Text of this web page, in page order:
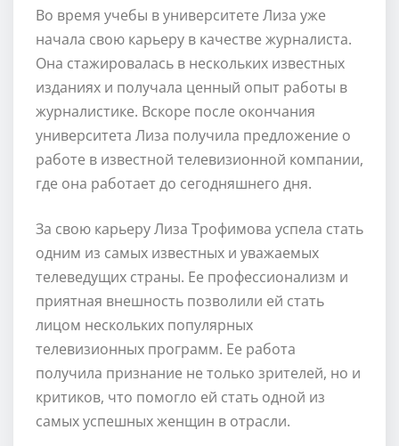
Во время учебы в университете Лиза уже
начала свою карьеру в качестве журналиста.
Она стажировалась в нескольких известных
изданиях и получала ценный опыт работы в
журналистике. Вскоре после окончания
университета Лиза получила предложение о
работе в известной телевизионной компании,
где она работает до сегодняшнего дня.
За свою карьеру Лиза Трофимова успела стать
одним из самых известных и уважаемых
телеведущих страны. Ее профессионализм и
приятная внешность позволили ей стать
лицом нескольких популярных
телевизионных программ. Ее работа
получила признание не только зрителей, но и
критиков, что помогло ей стать одной из
самых успешных женщин в отрасли.